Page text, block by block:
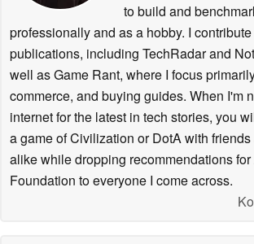
to build and
professionally and as a hobby. I
publications, including TechRadar and
well as Game Rant, where I focus
commerce, and buying guides. When I'm
internet for the latest in tech stories, you
a game of Civilization or DotA with
alike while dropping recommendations
Foundation to everyone I come across.